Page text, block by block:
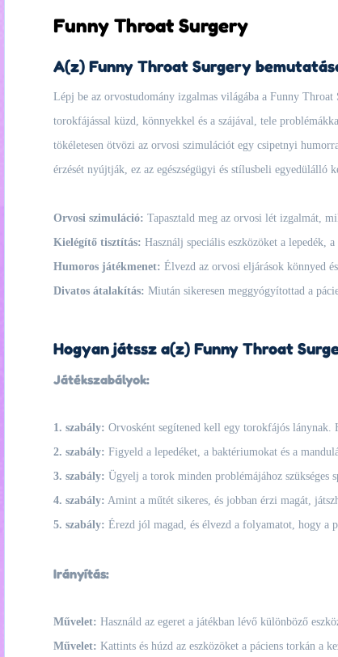
Funny Throat Surgery
A(z) Funny Throat Surgery
Lépj be az orvostudomány izgalmas világába a Funny
torokfájással küzd, könnyekkel és a szájával, tele
tökéletesen ötvözi az orvosi szimulációt egy csipetnyi
érzését nyújtják, ez az egészségügyi és stílusbeli
Orvosi szimuláció: Tapasztald meg az orvosi lét izgalmát,
Kielégítő tisztítás: Használj speciális eszközöket a lepedék,
Humoros játékmenet: Élvezd az orvosi eljárások könnyed
Divatos átalakítás: Miután sikeresen meggyógyítottad a
Hogyan játssz a(z) Funny Throat
Játékszabályok:
1. szabály: Orvosként segítened kell egy torokfájós lánynak.
2. szabály: Figyeld a lepedéket, a baktériumokat és a
3. szabály: Ügyelj a torok minden problémájához szükséges
4. szabály: Amint a műtét sikeres, és jobban érzi magát,
5. szabály: Érezd jól magad, és élvezd a folyamatot, hogy a
Irányítás:
Művelet: Használd az egeret a játékban lévő különböző
Művelet: Kattints és húzd az eszközöket a páciens torkán a